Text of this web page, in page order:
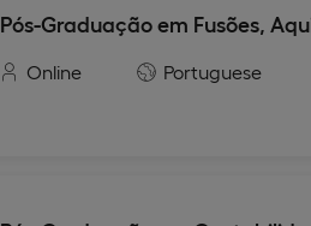
Pós-Graduação em Fusões,
Online Portuguese